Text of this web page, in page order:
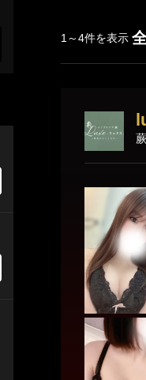
1～4件を表示
ストレッチ